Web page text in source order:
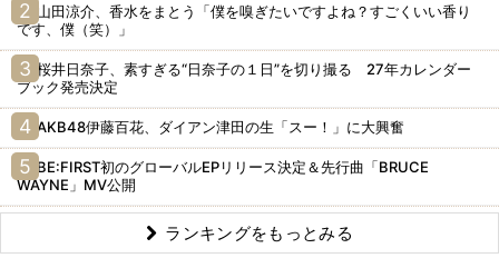
山田涼介、香水をまとう「僕を嗅ぎたいですよね？すごくいい香り
です、僕（笑）」
桜井日奈子、素すぎる“日奈子の１日”を切り撮る 27年カレンダー
ブック発売決定
AKB48伊藤百花、ダイアン津田の生「スー！」に大興奮
BE:FIRST初のグローバルEPリリース決定＆先行曲「BRUCE
WAYNE」MV公開
ランキングをもっとみる